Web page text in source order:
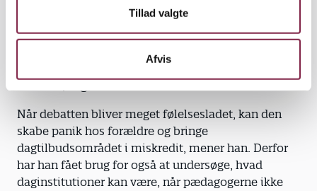
Tillad valgte
Afvis
børns behov langt mere i samtalen om
daginstitutioner, oplever han.
”Jeg satte jo selv ord på nogle rimelig rå følelser af
Når debatten bliver meget følelsesladet, kan den
skabe panik hos forældre og bringe
dagtilbudsområdet i miskredit, mener han. Derfor
har han fået brug for også at undersøge, hvad
daginstitutioner kan være, når pædagogerne ikke